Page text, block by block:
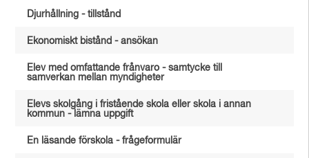
Djurhållning - tillstånd
Ekonomiskt bistånd - ansökan
Elev med omfattande frånvaro - samtycke till
samverkan mellan myndigheter
Elevs skolgång i fristående skola eller skola i annan
kommun - lämna uppgift
En läsande förskola - frågeformulär